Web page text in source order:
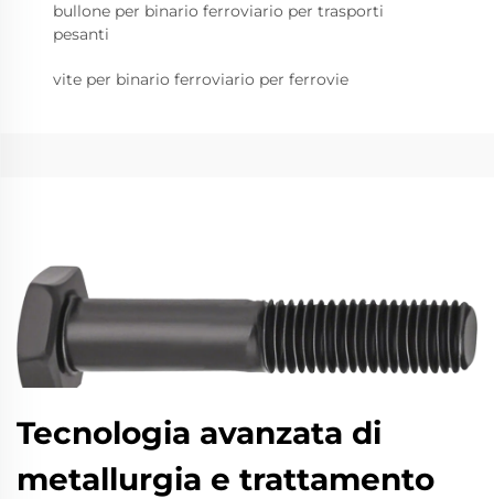
bullone per binario ferroviario per trasporti
pesanti
vite per binario ferroviario per ferrovie
Tecnologia avanzata di
metallurgia e trattamento